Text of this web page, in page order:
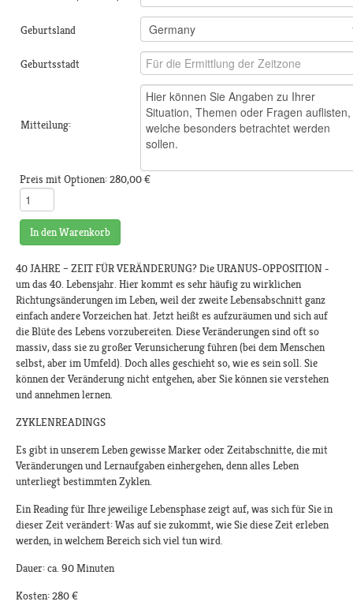
Geburtsland
Geburtsstadt
Mitteilung:
Preis mit Optionen:280,00 €
In den Warenkorb
40 JAHRE – ZEIT FÜR VERÄNDERUNG? Die URANUS-OPPOSITION -
um das 40. Lebensjahr. Hier kommt es sehr häufig zu wirklichen
Richtungsänderungen im Leben, weil der zweite Lebensabschnitt ganz
einfach andere Vorzeichen hat. Jetzt heißt es aufzuräumen und sich auf
die Blüte des Lebens vorzubereiten. Diese Veränderungen sind oft so
massiv, dass sie zu großer Verunsicherung führen (bei dem Menschen
selbst, aber im Umfeld). Doch alles geschieht so, wie es sein soll. Sie
können der Veränderung nicht entgehen, aber Sie können sie verstehen
und annehmen lernen.
ZYKLENREADINGS
Es gibt in unserem Leben gewisse Marker oder Zeitabschnitte, die mit
Veränderungen und Lernaufgaben einhergehen, denn alles Leben
unterliegt bestimmten Zyklen.
Ein Reading für Ihre jeweilige Lebensphase zeigt auf, was sich für Sie in
dieser Zeit verändert: Was auf sie zukommt, wie Sie diese Zeit erleben
werden, in welchem Bereich sich viel tun wird.
Dauer: ca. 90 Minuten
Kosten: 280 €